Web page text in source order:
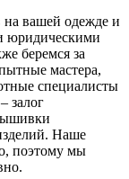
вашей одежде и
юридическими
беремся за
мастера,
специалисты
залог
Наше
поэтому мы